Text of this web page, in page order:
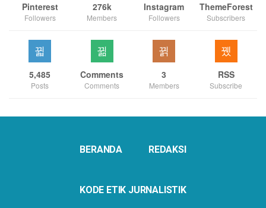
Pinterest
Followers
276k
Members
Instagram
Followers
ThemeForest
Subscribers
5,485
Posts
Comments
Comments
3
Members
RSS
Subscribe
BERANDA REDAKSI
KODE ETIK JURNALISTIK